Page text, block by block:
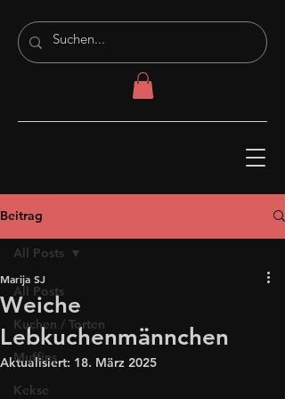
Beitrag
All Posts
Kuchen / Torten
Muffins
Kekse
All Posts
Weiche
Lebkuchenmännchen
Marija SJ
Aktualisiert: 18. März 2025